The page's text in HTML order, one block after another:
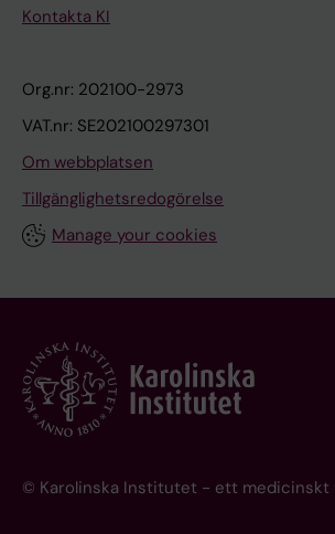
Kontakta KI
Org.nr: 202100-2973
VAT.nr: SE202100297301
Om webbplatsen
Tillgänglighetsredogörelse
Manage your cookies
© Karolinska Institutet - ett medicinskt